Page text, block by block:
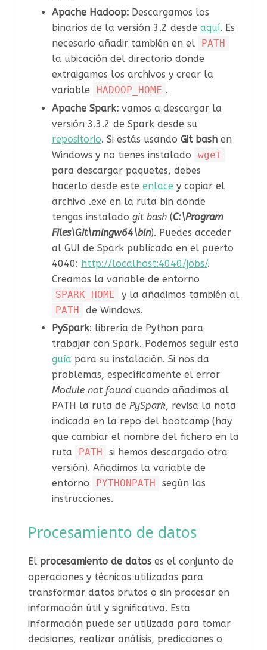
Apache Hadoop:Descargamos los
binarios de la versión 3.2 desde aquí. Es
necesario añadir también en el
PATH
la ubicación del directorio donde
extraigamos los archivos y crear la
variable
HADOOP_HOME .
Apache Spark:vamos a descargar la
versión 3.3.2 de Spark desde su
repositorio. Si estás usando Git bash en
Windows y no tienes instalado
wget
para descargar paquetes, debes
hacerlo desde este enlace y copiar el
archivo .exe en la ruta bin donde
tengas instalado git bash(C:\Program
Files\Git\mingw64\bin). Puedes acceder
al GUI de Spark publicado en el puerto
4040: http://localhost:4040/jobs/.
Creamos la variable de entorno
SPARK_HOME
y la añadimos también al
PATH
de Windows.
PySpark: librería de Python para
trabajar con Spark. Podemos seguir esta
guía para su instalación. Si nos da
problemas, específicamente el error
Module not foundcuando añadimos al
PATH la ruta de PySpark, revisa la nota
indicada en la repo del bootcamp (hay
que cambiar el nombre del fichero en la
ruta
PATH
si hemos descargado otra
versión). Añadimos la variable de
entorno
PYTHONPATH
según las
instrucciones.
Procesamiento de datos
El procesamiento de datoses el conjunto de
operaciones y técnicas utilizadas para
transformar datos brutos o sin procesar en
información útil y significativa. Esta
información puede ser utilizada para tomar
decisiones, realizar análisis, predicciones o